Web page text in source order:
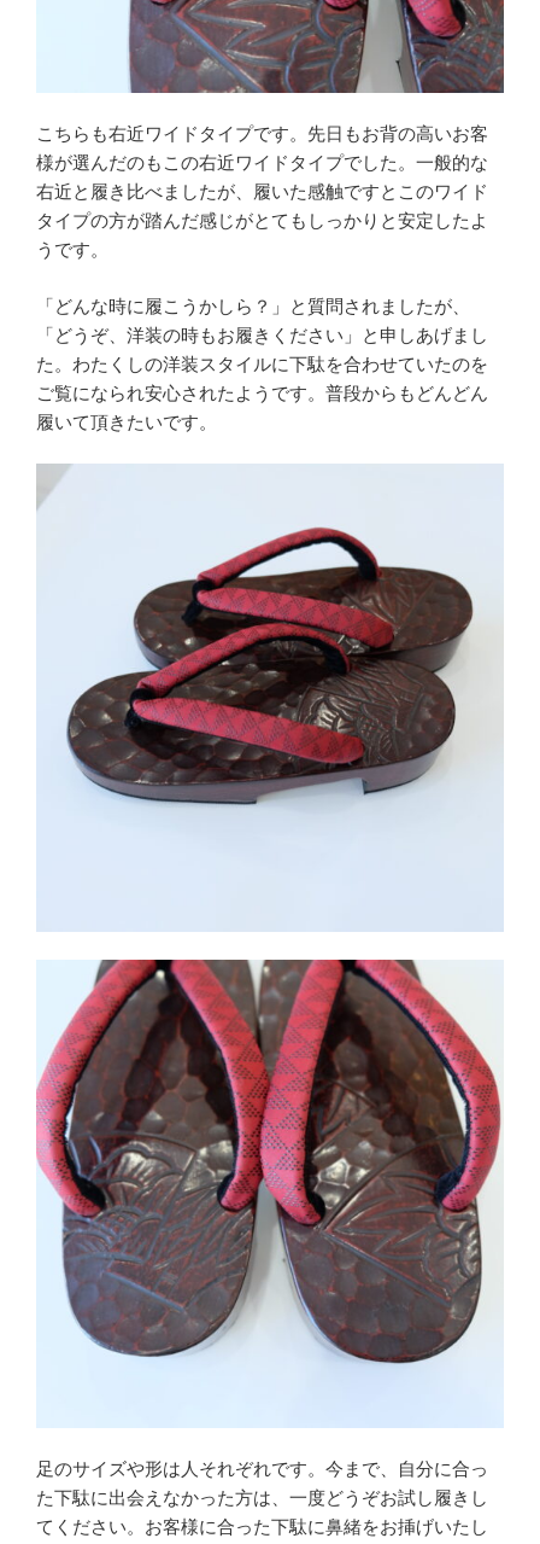
こちらも右近ワイドタイプです。先日もお背の高いお客
様が選んだのもこの右近ワイドタイプでした。一般的な
右近と履き比べましたが、履いた感触ですとこのワイド
タイプの方が踏んだ感じがとてもしっかりと安定したよ
うです。
「どんな時に履こうかしら？」と質問されましたが、
「どうぞ、洋装の時もお履きください」と申しあげまし
た。わたくしの洋装スタイルに下駄を合わせていたのを
ご覧になられ安心されたようです。普段からもどんどん
履いて頂きたいです。
足のサイズや形は人それぞれです。今まで、自分に合っ
た下駄に出会えなかった方は、一度どうぞお試し履きし
てください。お客様に合った下駄に鼻緒をお挿げいたし